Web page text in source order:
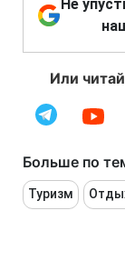
Не
Или
Больше по
Туризм